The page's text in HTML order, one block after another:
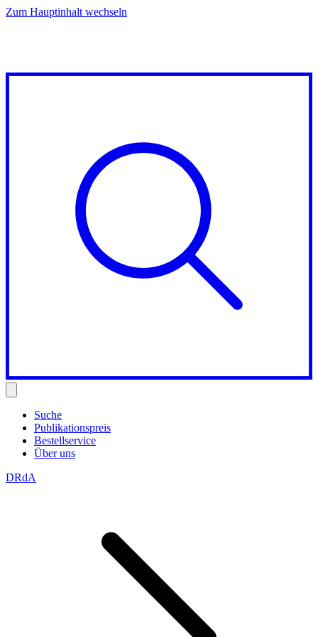
Zum Hauptinhalt wechseln
Suche
Publikationspreis
Bestellservice
Über uns
DRdA